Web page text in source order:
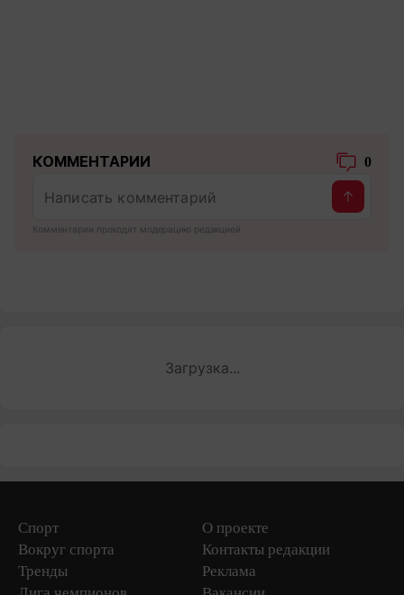
КОММЕНТАРИИ 0
Комментарии проходят модерацию редакцией
Загрузка...
Спорт
Вокруг спорта
Тренды
О проекте
Контакты редакции
Реклама